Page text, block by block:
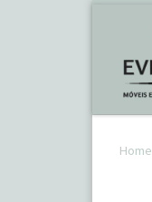
Home